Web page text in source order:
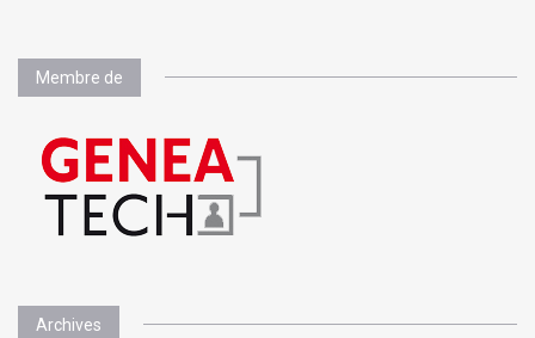
Membre de
Archives